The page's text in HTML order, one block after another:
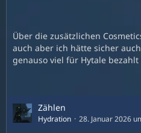
Über die zusätzlichen
auch aber ich hätte sicher
genauso viel für Hytale bezahlt
Zählen
Hydration 28. Januar 2026